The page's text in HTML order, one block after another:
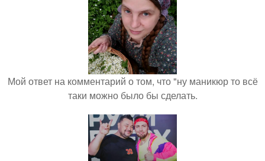
Мой ответ на комментарий о том, что "ну маникюр то всё
таки можно было бы сделать.